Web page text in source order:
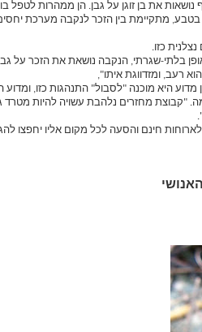
נושאות את בן זוגן על גבן. הן ממהרות
מתקיימת בין הזכר לנקבה מערכת
כזו.
שגרתי, הנקבה נושאת את הזכר על גבה
רעב, ומזדווגת איתו",
היא מוכנה "לסבול" התנהגות כזו,
"קבוצת מחזרים נלהבת עשויה להיות
חינם והסעה לכל מקום אליו יחפצו